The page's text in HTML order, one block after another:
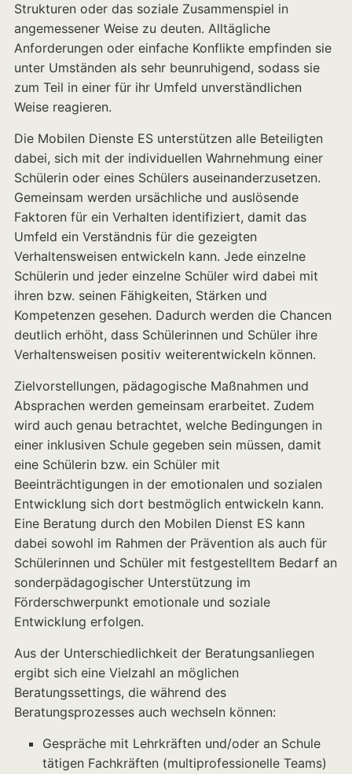
Strukturen oder das soziale Zusammenspiel in
angemessener Weise zu deuten. Alltägliche
Anforderungen oder einfache Konflikte empfinden sie
unter Umständen als sehr beunruhigend, sodass sie
zum Teil in einer für ihr Umfeld unverständlichen
Weise reagieren.
Die Mobilen Dienste ES unterstützen alle Beteiligten
dabei, sich mit der individuellen Wahrnehmung einer
Schülerin oder eines Schülers auseinanderzusetzen.
Gemeinsam werden ursächliche und auslösende
Faktoren für ein Verhalten identifiziert, damit das
Umfeld ein Verständnis für die gezeigten
Verhaltensweisen entwickeln kann. Jede einzelne
Schülerin und jeder einzelne Schüler wird dabei mit
ihren bzw. seinen Fähigkeiten, Stärken und
Kompetenzen gesehen. Dadurch werden die Chancen
deutlich erhöht, dass Schülerinnen und Schüler ihre
Verhaltensweisen positiv weiterentwickeln können.
Zielvorstellungen, pädagogische Maßnahmen und
Absprachen werden gemeinsam erarbeitet. Zudem
wird auch genau betrachtet, welche Bedingungen in
einer inklusiven Schule gegeben sein müssen, damit
eine Schülerin bzw. ein Schüler mit
Beeinträchtigungen in der emotionalen und sozialen
Entwicklung sich dort bestmöglich entwickeln kann.
Eine Beratung durch den Mobilen Dienst ES kann
dabei sowohl im Rahmen der Prävention als auch für
Schülerinnen und Schüler mit festgestelltem Bedarf an
sonderpädagogischer Unterstützung im
Förderschwerpunkt emotionale und soziale
Entwicklung erfolgen.
Aus der Unterschiedlichkeit der Beratungsanliegen
ergibt sich eine Vielzahl an möglichen
Beratungssettings, die während des
Beratungsprozesses auch wechseln können:
Gespräche mit Lehrkräften und/oder an Schule
tätigen Fachkräften (multiprofessionelle Teams)